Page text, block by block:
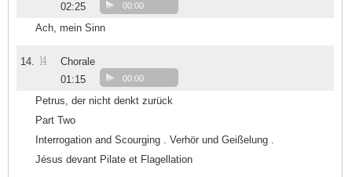
02:25
00:00
Ach, mein Sinn
14. 14
Chorale
01:15
00:00
Petrus, der nicht denkt zurück
Part Two
Interrogation and Scourging . Verhör und Geißelung .
Jésus devant Pilate et Flagellation